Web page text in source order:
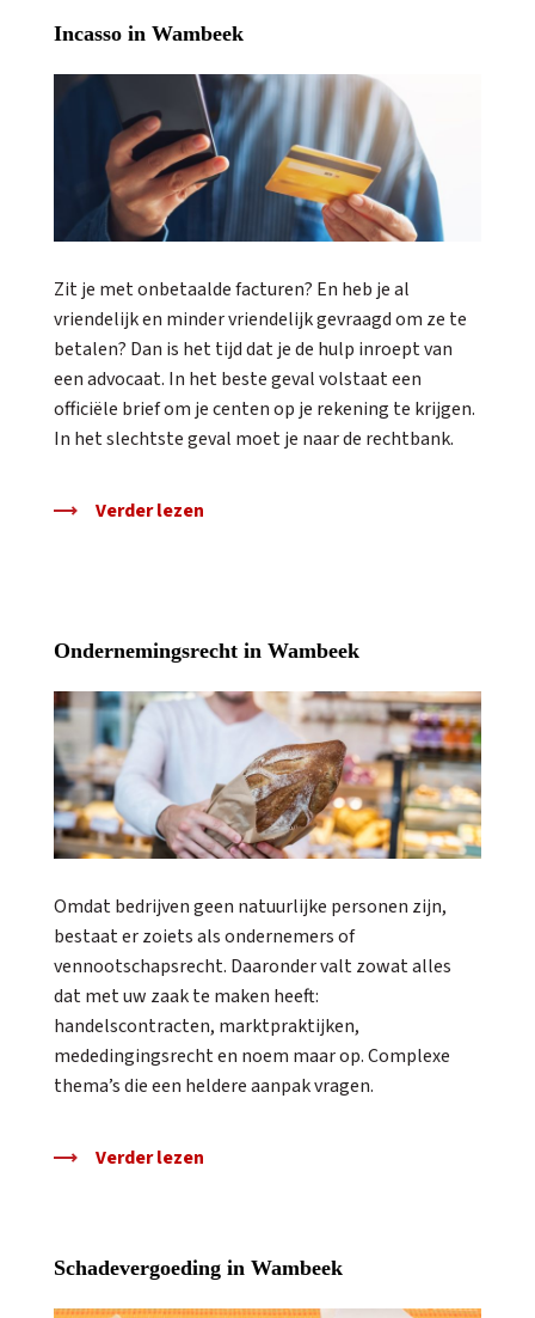
Incasso in Wambeek
Zit je met onbetaalde facturen? En heb je al
vriendelijk en minder vriendelijk gevraagd om ze te
betalen? Dan is het tijd dat je de hulp inroept van
een advocaat. In het beste geval volstaat een
officiële brief om je centen op je rekening te krijgen.
In het slechtste geval moet je naar de rechtbank.
Verder lezen
Ondernemingsrecht in Wambeek
Omdat bedrijven geen natuurlijke personen zijn,
bestaat er zoiets als ondernemers of
vennootschapsrecht. Daaronder valt zowat alles
dat met uw zaak te maken heeft:
handelscontracten, marktpraktijken,
mededingingsrecht en noem maar op. Complexe
thema’s die een heldere aanpak vragen.
Verder lezen
Schadevergoeding in Wambeek